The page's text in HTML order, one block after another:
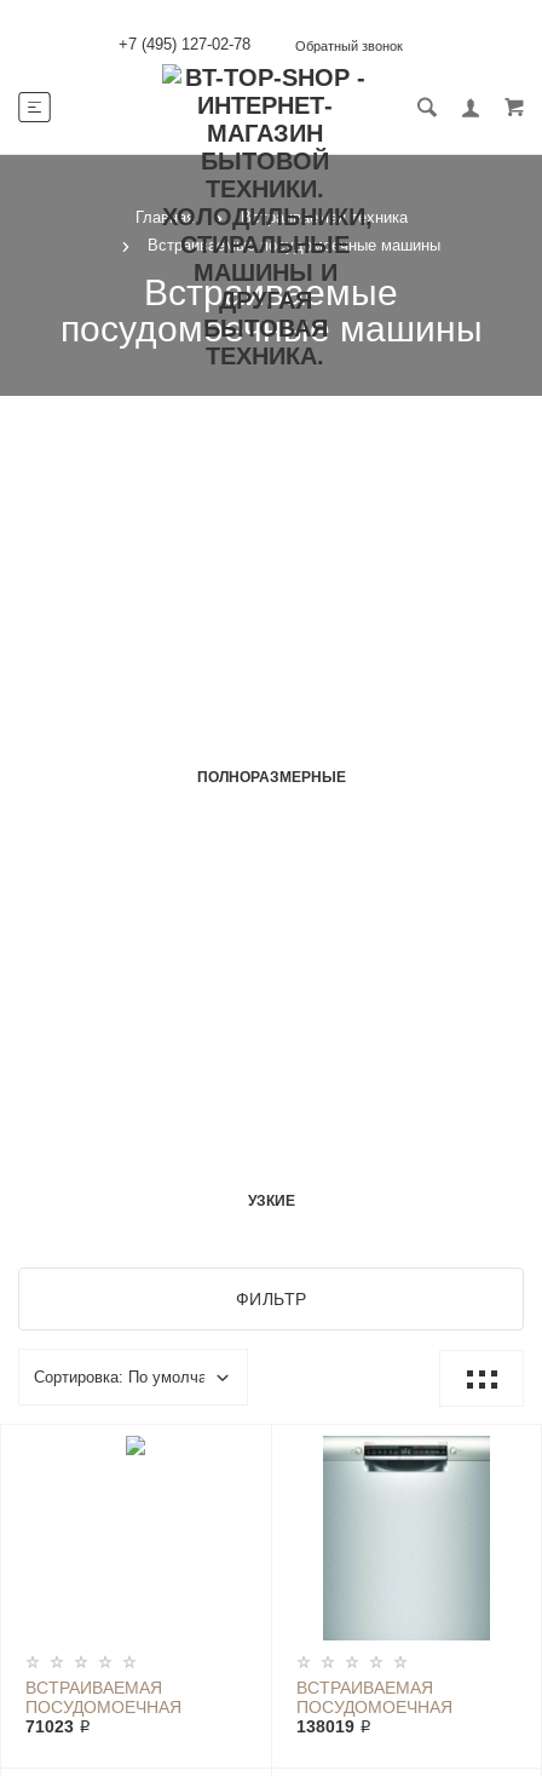
+7 (495) 127-02-78 Обратный звонок
Главная
Встраиваемая техника
Встраиваемые посудомоечные машины
Встраиваемые
посудомоечные машины
ПОЛНОРАЗМЕРНЫЕ
УЗКИЕ
ФИЛЬТР
ВСТРАИВАЕМАЯ
ПОСУДОМОЕЧНАЯ
МАШИНА BOSCH
71023 ₽
ВСТРАИВАЕМАЯ
ПОСУДОМОЕЧНАЯ
МАШИНА BOSCH SMU 4
138019 ₽